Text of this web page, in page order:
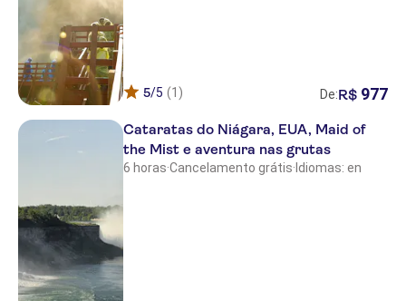
5/5 (1) De:R$ 977
Cataratas do Niágara, EUA, Maid of
the Mist e aventura nas grutas
6 horas·Cancelamento grátis· Idiomas: en